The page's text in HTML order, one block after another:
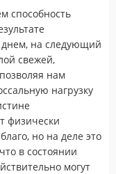
способность
на следующий
свежей,
нам
нагрузку
физически
но на деле это
в состоянии
могут